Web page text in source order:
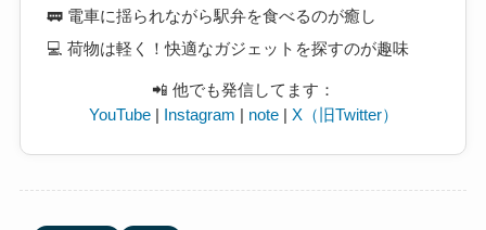
🚃 電車に揺られながら駅弁を食べるのが癒し
💻 荷物は軽く！快適なガジェットを探すのが趣味
📲 他でも発信してます：
YouTube| Instagram | note| X（旧Twitter）